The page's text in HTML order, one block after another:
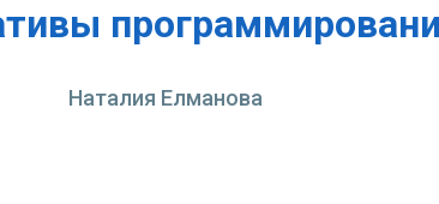
Наталия Елманова